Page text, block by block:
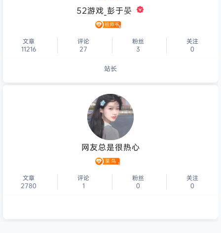
52游戏_彭于晏
文章
11216
评论
27
粉丝
3
关注
0
站长
个人主页
网友总是很热心
文章
2780
评论
1
粉丝
0
关注
0